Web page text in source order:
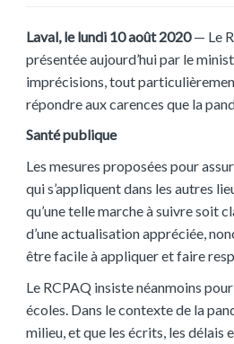
Laval, le lundi 10 août 2020— Le
présentée aujourd’hui par le
imprécisions, tout
répondre aux carences que la
Santé publique
Les mesures proposées pour
qui s’appliquent dans les autres
qu’une telle marche à suivre soit
d’une actualisation appréciée,
être facile à appliquer et faire
Le RCPAQ insiste néanmoins
écoles. Dans le contexte de la
milieu, et que les écrits, les délais